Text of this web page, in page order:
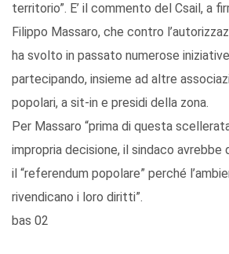
territorio”. E’ il commento del Csail, a
Filippo Massaro, che contro
ha svolto in passato numerose
partecipando, insieme ad altre
popolari, a sit-in e presidi della zona.
Per Massaro “prima di questa
impropria decisione, il sindaco avrebbe
il “referendum popolare” perché
rivendicano i loro diritti”.
bas 02